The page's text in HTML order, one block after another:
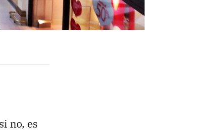
no, es